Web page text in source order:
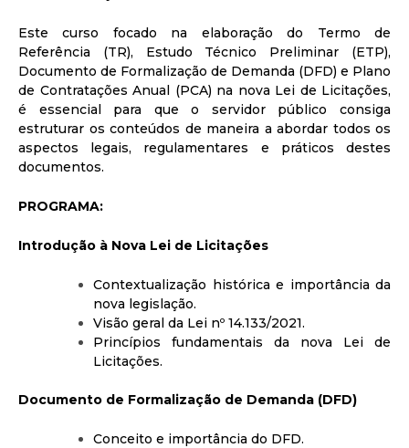
Este curso focado na elaboração do Termo de
Referência (TR), Estudo Técnico Preliminar (ETP),
Documento de Formalização de Demanda (DFD) e Plano
de Contratações Anual (PCA) na nova Lei de Licitações,
é essencial para que o servidor público consiga
estruturar os conteúdos de maneira a abordar todos os
aspectos legais, regulamentares e práticos destes
documentos.
PROGRAMA:
Introdução à Nova Lei de Licitações
Contextualização histórica e importância da
nova legislação.
Visão geral da Lei nº 14.133/2021.
Princípios fundamentais da nova Lei de
Licitações.
Documento de Formalização de Demanda (DFD)
Conceito e importância do DFD.